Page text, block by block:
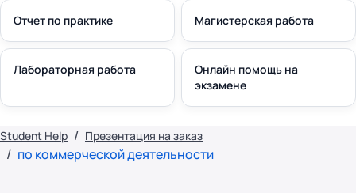
Отчет по практике Магистерская работа
Лабораторная работа
Онлайн помощь на
экзамене
Student Help Презентация на заказ
по коммерческой деятельности